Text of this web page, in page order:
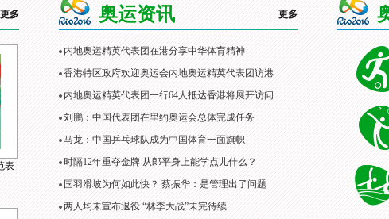
更多
表
奥运资讯 更多
内地奥运精英代表团在港分享中华体育精神
香港特区政府欢迎奥运会内地奥运精英代表团访港
内地奥运精英代表团一行64人抵达香港将展开访问
刘鹏：中国代表团在里约奥运会总体完成任务
马龙：中国乒乓球队成为中国体育一面旗帜
时隔12年重夺金牌 从郎平身上能学点儿什么？
国羽滑坡为何如此快？ 蔡振华：是管理出了问题
两人均未宣布退役 “林李大战”未完待续